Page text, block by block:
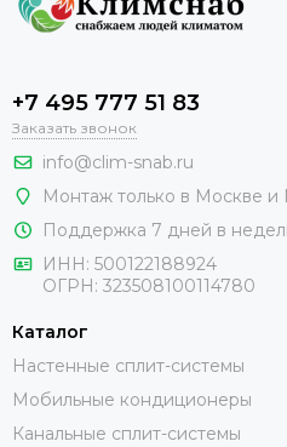
+7 495 777 51 83
Заказать звонок
info@clim-snab.ru
Монтаж только в Москве и
Поддержка 7 дней в
ИНН: 500122188924
ОГРН: 323508100114780
Каталог
Настенные сплит-системы
Мобильные кондиционеры
Канальные сплит-системы